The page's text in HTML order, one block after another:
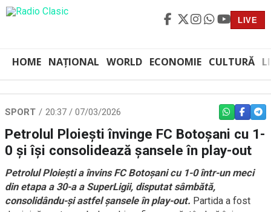
LIVE
HOME NAȚIONAL WORLD ECONOMIE CULTURĂ
SPORT 20:37 / 07/03/2026 WHATSAPP
Petrolul Ploiești învinge FC Botoșani cu 1-
0 și își consolidează șansele în play-out
Petrolul Ploiești a învins FC Botoșani cu 1-0 într-un meci
din etapa a 30-a a SuperLigii, disputat sâmbătă,
consolidându-și astfel șansele în play-out. Partida a fost